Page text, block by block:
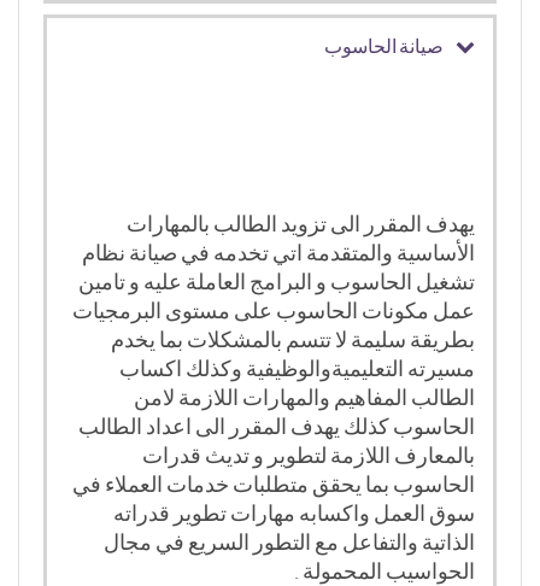
صيانة الحاسوب
يهدف المقرر الى تزويد الطالب بالمهارات
الأساسية والمتقدمة اتي تخدمه في صيانة نظام
تشغيل الحاسوب و البرامج العاملة عليه و تامين
عمل مكونات الحاسوب على مستوى البرمجيات
بطريقة سليمة لا تتسم بالمشكلات بما يخدم
مسيرته التعليميةوالوظيفية وكذلك اكساب
الطالب المفاهيم والمهارات اللازمة لامن
الحاسوب كذلك يهدف المقرر الى اعداد الطالب
بالمعارف اللازمة لتطوير و تديث قدرات
الحاسوب بما يحقق متطلبات خدمات العملاء في
سوق العمل واكسابه مهارات تطوير قدراته
الذاتية والتفاعل مع التطور السريع في مجال
الحواسيب المحمولة .